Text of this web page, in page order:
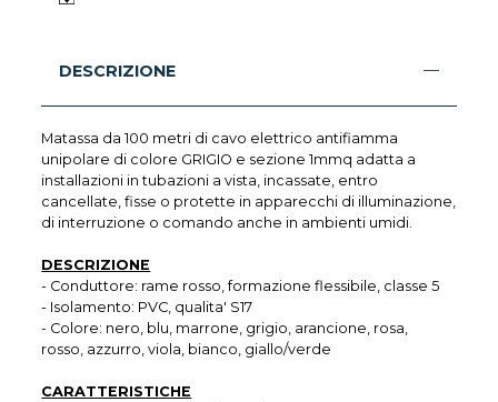
DESCRIZIONE
Matassa da 100 metri di cavo elettrico antifiamma
unipolare di colore GRIGIO e sezione 1mmq adatta a
installazioni in tubazioni a vista, incassate, entro
cancellate, fisse o protette in apparecchi di illuminazione,
di interruzione o comando anche in ambienti umidi.
DESCRIZIONE
- Conduttore: rame rosso, formazione flessibile, classe 5
- Isolamento: PVC, qualita' S17
- Colore: nero, blu, marrone, grigio, arancione, rosa,
rosso, azzurro, viola, bianco, giallo/verde
CARATTERISTICHE